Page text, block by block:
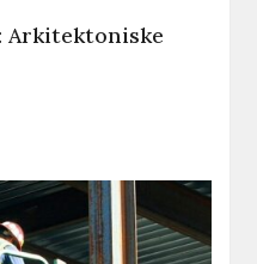
Arkitektoniske